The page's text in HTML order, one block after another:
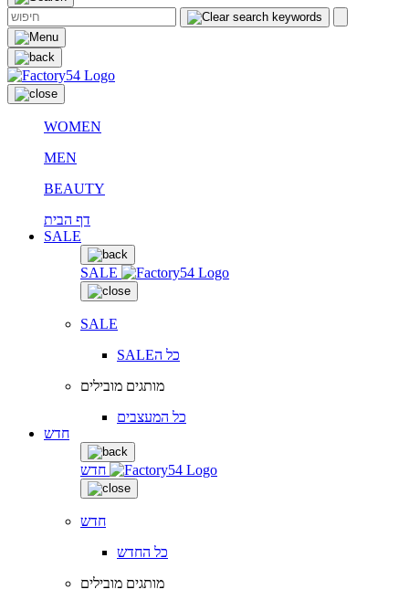
WOMEN
MEN
BEAUTY
דף הבית
SALE
SALE
SALE
SALEכל ה
מותגים מובילים
כל המעצבים
חדש
חדש
חדש
כל החדש
מותגים מובילים